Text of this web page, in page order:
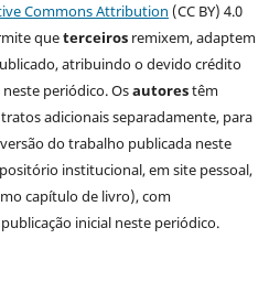
Commons Attribution (CC BY) 4.0
queterceirosremixem, adaptem
atribuindo o devido crédito
periódico. Osautorestêm
adicionais separadamente, para
do trabalho publicada neste
institucional, em site pessoal,
capítulo de livro), com
inicial neste periódico.